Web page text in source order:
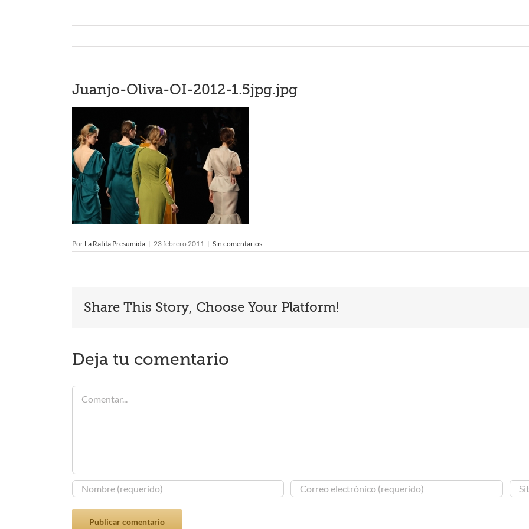
Juanjo-Oliva-OI-2012-1.5jpg.jpg
Por La Ratita Presumida | 23 febrero 2011 | Sin comentarios
Share This Story, Choose Your Platform!
Deja tu comentario
Comentar